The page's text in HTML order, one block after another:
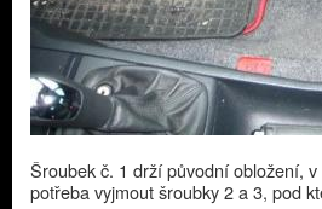
Šroubek č. 1 drží původní obložení,
potřeba vyjmout šroubky 2 a 3, pod